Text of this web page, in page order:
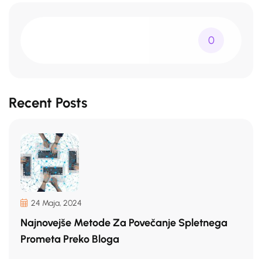
0
Recent Posts
24 Maja, 2024
Najnovejše Metode Za Povečanje Spletnega
Prometa Preko Bloga